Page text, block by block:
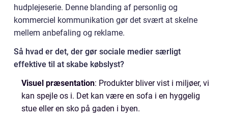
hudplejeserie. Denne blanding af personlig og
kommerciel kommunikation gør det svært at skelne
mellem anbefaling og reklame.
Så hvad er det, der gør sociale medier særligt
effektive til at skabe købslyst?
Visuel præsentation: Produkter bliver vist i miljøer, vi
kan spejle os i. Det kan være en sofa i en hyggelig
stue eller en sko på gaden i byen.